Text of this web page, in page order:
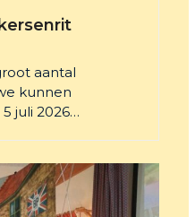
aantal
kunnen
juli 2026…